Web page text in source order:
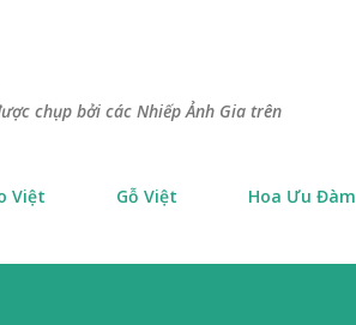
chụp bởi các Nhiếp Ảnh Gia trên
Việt Gỗ Việt Hoa Ưu Đàm